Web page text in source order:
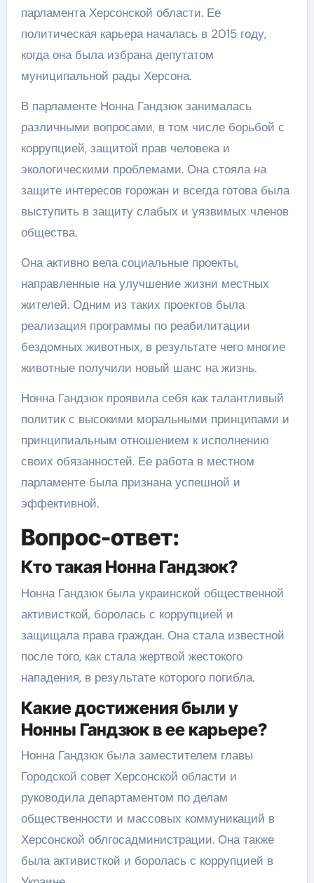
парламента Херсонской области. Ее
политическая карьера началась в 2015 году,
когда она была избрана депутатом
муниципальной рады Херсона.
В парламенте Нонна Гандзюк занималась
различными вопросами, в том числе борьбой с
коррупцией, защитой прав человека и
экологическими проблемами. Она стояла на
защите интересов горожан и всегда готова была
выступить в защиту слабых и уязвимых членов
общества.
Она активно вела социальные проекты,
направленные на улучшение жизни местных
жителей. Одним из таких проектов была
реализация программы по реабилитации
бездомных животных, в результате чего многие
животные получили новый шанс на жизнь.
Нонна Гандзюк проявила себя как талантливый
политик с высокими моральными принципами и
принципиальным отношением к исполнению
своих обязанностей. Ее работа в местном
парламенте была признана успешной и
эффективной.
Вопрос-ответ:
Кто такая Нонна Гандзюк?
Нонна Гандзюк была украинской общественной
активисткой, боролась с коррупцией и
защищала права граждан. Она стала известной
после того, как стала жертвой жестокого
нападения, в результате которого погибла.
Какие достижения были у
Нонны Гандзюк в ее карьере?
Нонна Гандзюк была заместителем главы
Городской совет Херсонской области и
руководила департаментом по делам
общественности и массовых коммуникаций в
Херсонской облгосадминистрации. Она также
была активисткой и боролась с коррупцией в